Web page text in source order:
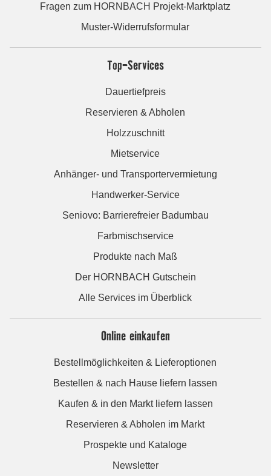
Fragen zum HORNBACH Projekt-Marktplatz
Muster-Widerrufsformular
Top-Services
Dauertiefpreis
Reservieren & Abholen
Holzzuschnitt
Mietservice
Anhänger- und Transportervermietung
Handwerker-Service
Seniovo: Barrierefreier Badumbau
Farbmischservice
Produkte nach Maß
Der HORNBACH Gutschein
Alle Services im Überblick
Online einkaufen
Bestellmöglichkeiten & Lieferoptionen
Bestellen & nach Hause liefern lassen
Kaufen & in den Markt liefern lassen
Reservieren & Abholen im Markt
Prospekte und Kataloge
Newsletter